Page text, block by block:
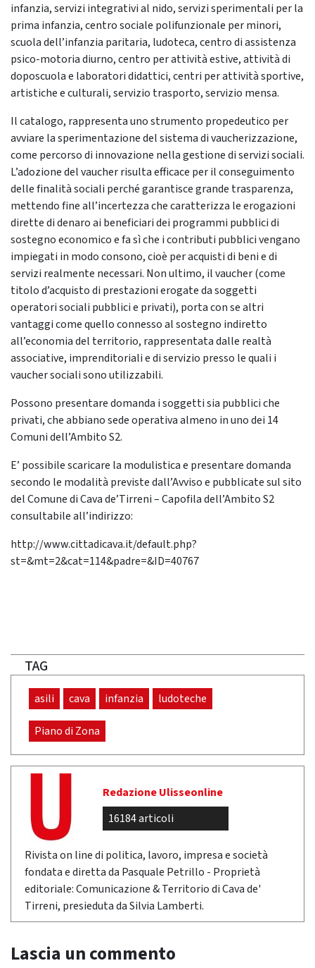
infanzia, servizi integrativi al nido, servizi sperimentali per la
prima infanzia, centro sociale polifunzionale per minori,
scuola dell’infanzia paritaria, ludoteca, centro di assistenza
psico-motoria diurno, centro per attività estive, attività di
doposcuola e laboratori didattici, centri per attività sportive,
artistiche e culturali, servizio trasporto, servizio mensa.
Il catalogo, rappresenta uno strumento propedeutico per
avviare la sperimentazione del sistema di vaucherizzazione,
come percorso di innovazione nella gestione di servizi sociali.
L’adozione del vaucher risulta efficace per il conseguimento
delle finalità sociali perché garantisce grande trasparenza,
mettendo fine all’incertezza che caratterizza le erogazioni
dirette di denaro ai beneficiari dei programmi pubblici di
sostegno economico e fa sì che i contributi pubblici vengano
impiegati in modo consono, cioè per acquisti di beni e di
servizi realmente necessari. Non ultimo, il vaucher (come
titolo d’acquisto di prestazioni erogate da soggetti
operatori sociali pubblici e privati), porta con se altri
vantaggi come quello connesso al sostegno indiretto
all’economia del territorio, rappresentata dalle realtà
associative, imprenditoriali e di servizio presso le quali i
vaucher sociali sono utilizzabili.
Possono presentare domanda i soggetti sia pubblici che
privati, che abbiano sede operativa almeno in uno dei 14
Comuni dell’Ambito S2.
E’ possibile scaricare la modulistica e presentare domanda
secondo le modalità previste dall’Avviso e pubblicate sul sito
del Comune di Cava de’Tirreni – Capofila dell’Ambito S2
consultabile all’indirizzo:
http://www.cittadicava.it/default.php?
st=&mt=2&cat=114&padre=&ID=40767
TAG
asili cava infanzia ludoteche
Piano di Zona
Redazione Ulisseonline
16184 articoli
Rivista on line di politica, lavoro, impresa e società
fondata e diretta da Pasquale Petrillo - Proprietà
editoriale: Comunicazione & Territorio di Cava de'
Tirreni, presieduta da Silvia Lamberti.
Lascia un commento